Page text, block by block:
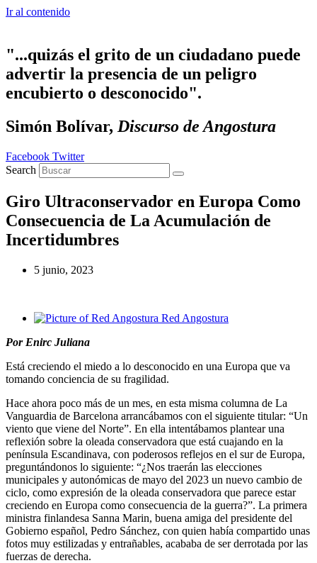
Ir al contenido
"...quizás el grito de un ciudadano puede
advertir la presencia de un peligro
encubierto o desconocido".
Simón Bolívar, Discurso de Angostura
Facebook Twitter
Search
Giro Ultraconservador en Europa Como
Consecuencia de La Acumulación de
Incertidumbres
5 junio, 2023
Red Angostura
Por Enirc Juliana
Está creciendo el miedo a lo desconocido en una Europa que va
tomando conciencia de su fragilidad.
Hace ahora poco más de un mes, en esta misma columna de La
Vanguardia de Barcelona arrancábamos con el siguiente titular: “Un
viento que viene del Norte”. En ella intentábamos plantear una
reflexión sobre la oleada conservadora que está cuajando en la
península Escandinava, con poderosos reflejos en el sur de Europa,
preguntándonos lo siguiente: “¿Nos traerán las elecciones
municipales y autonómicas de mayo del 2023 un nuevo cambio de
ciclo, como expresión de la oleada conservadora que parece estar
creciendo en Europa como consecuencia de la guerra?”. La primera
ministra finlandesa Sanna Marin, buena amiga del presidente del
Gobierno español, Pedro Sánchez, con quien había compartido unas
fotos muy estilizadas y entrañables, acababa de ser derrotada por las
fuerzas de derecha.